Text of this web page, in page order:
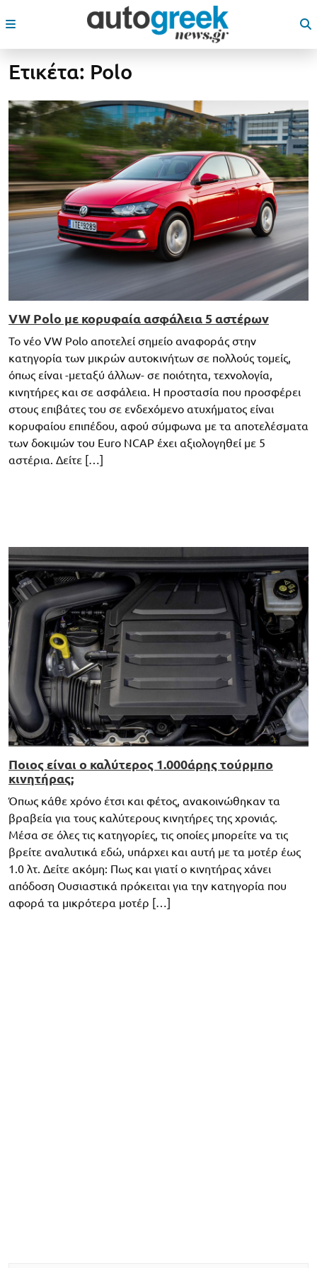
Ετικέτα: Polo
VW Polo με κορυφαία ασφάλεια 5 αστέρων
Το νέο VW Polo αποτελεί σημείο αναφοράς στην
κατηγορία των μικρών αυτοκινήτων σε πολλούς τομείς,
όπως είναι -μεταξύ άλλων- σε ποιότητα, τεχνολογία,
κινητήρες και σε ασφάλεια. Η προστασία που προσφέρει
στους επιβάτες του σε ενδεχόμενο ατυχήματος είναι
κορυφαίου επιπέδου, αφού σύμφωνα με τα αποτελέσματα
των δοκιμών του Euro NCAP έχει αξιολογηθεί με 5
αστέρια. Δείτε […]
Ποιος είναι ο καλύτερος 1.000άρης τούρμπο
κινητήρας;
Όπως κάθε χρόνο έτσι και φέτος, ανακοινώθηκαν τα
βραβεία για τους καλύτερους κινητήρες της χρονιάς.
Μέσα σε όλες τις κατηγορίες, τις οποίες μπορείτε να τις
βρείτε αναλυτικά εδώ, υπάρχει και αυτή με τα μοτέρ έως
1.0 λτ. Δείτε ακόμη: Πως και γιατί ο κινητήρας χάνει
απόδοση Ουσιαστικά πρόκειται για την κατηγορία που
αφορά τα μικρότερα μοτέρ […]